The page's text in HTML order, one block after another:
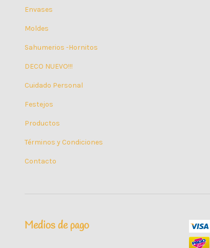
Envases
Moldes
Sahumerios -Hornitos
DECO NUEVO!!!
Cuidado Personal
Festejos
Productos
Términos y Condiciones
Contacto
Medios de pago